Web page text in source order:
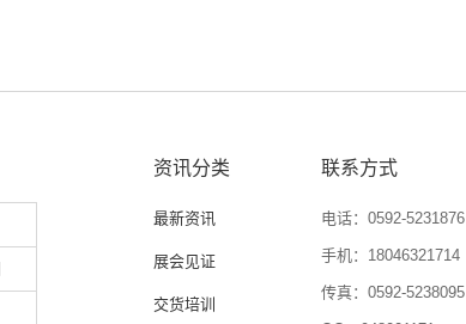
资讯分类
最新资讯
展会见证
交货培训
联系方式
电话：0592-5231876
手机：18046321714
传真：0592-5238095